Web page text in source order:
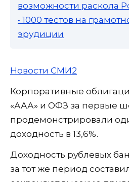
возможности раскола
• 1000 тестов на
эрудиции
Новости СМИ2
Корпоративные
«ААА» и ОФЗ за первые
продемонстрировали
доходность в 13,6%.
Доходность рублевых
за тот же период